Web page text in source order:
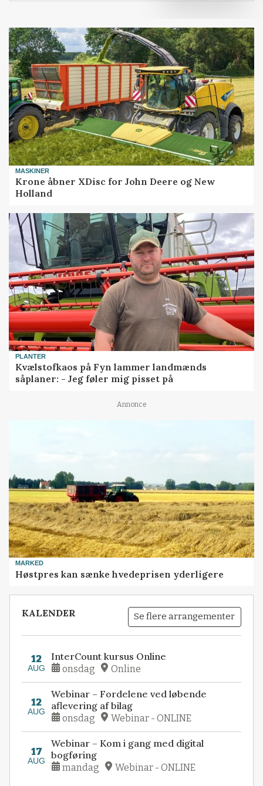
MASKINER
Krone åbner XDisc for John Deere og New
Holland
PLANTER
Kvælstofkaos på Fyn lammer landmænds
såplaner: - Jeg føler mig pisset på
Annonce
MARKED
Høstpres kan sænke hvedeprisen yderligere
KALENDER Se flere arrangementer
12
AUG
InterCount kursus Online
onsdag Online
12
AUG
Webinar – Fordelene ved løbende
aflevering af bilag
onsdag Webinar - ONLINE
17
AUG
Webinar – Kom i gang med digital
bogføring
mandag Webinar - ONLINE